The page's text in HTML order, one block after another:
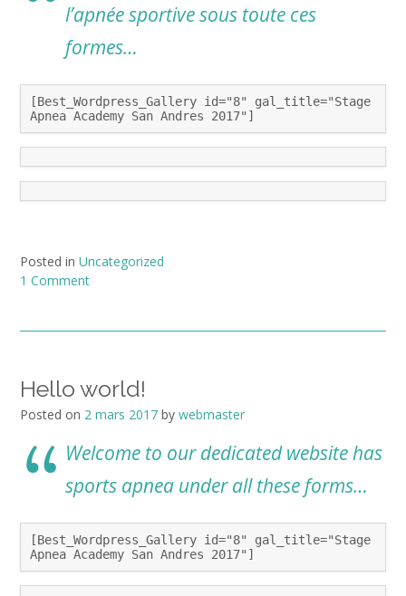
l’apnée sportive sous toute ces
formes…
[Best_Wordpress_Gallery id="8" gal_title="Stage
Apnea Academy San Andres 2017"]
Posted in Uncategorized
1 Comment
Hello world!
Posted on 2 mars 2017 by webmaster
Welcome to our dedicated website has
sports apnea under all these forms…
[Best_Wordpress_Gallery id="8" gal_title="Stage
Apnea Academy San Andres 2017"]